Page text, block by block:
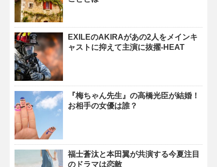
EXILEのAKIRAがあの2人をメインキ
ャストに抑えて主演に抜擢-HEAT
『梅ちゃん先生』の高橋光臣が結婚！
お相手の女優は誰？
福士蒼汰と本田翼が共演する今夏注目
のドラマは恋敵